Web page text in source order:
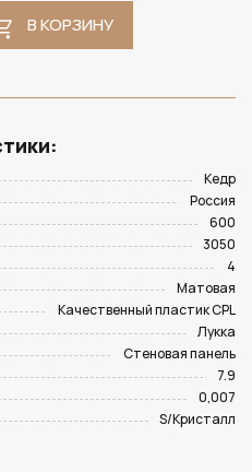
В КОРЗИНУ
Кедр
Россия
600
3050
4
Матовая
Качественный пластик CPL
Лукка
Стеновая панель
7.9
0,007
S/Кристалл